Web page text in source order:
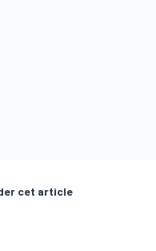
cet article